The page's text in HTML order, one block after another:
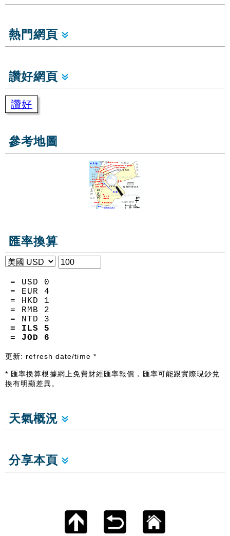
熱門網頁
讚好網頁
讚好
參考地圖
匯率換算
= USD 0
= EUR4
= HKD 1
= RMB 2
= NTD 3
= ILS 5
= JOD 6
更新: refresh date/time *
* 匯率換算根據網上免費財經匯率報價，匯率可能跟實際現鈔兌
換有明顯差異。
天氣概況
分享本頁